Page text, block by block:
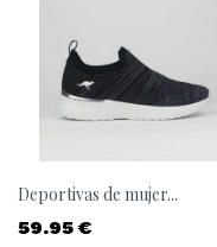
Deportivas de mujer...
Precio
59.95 €